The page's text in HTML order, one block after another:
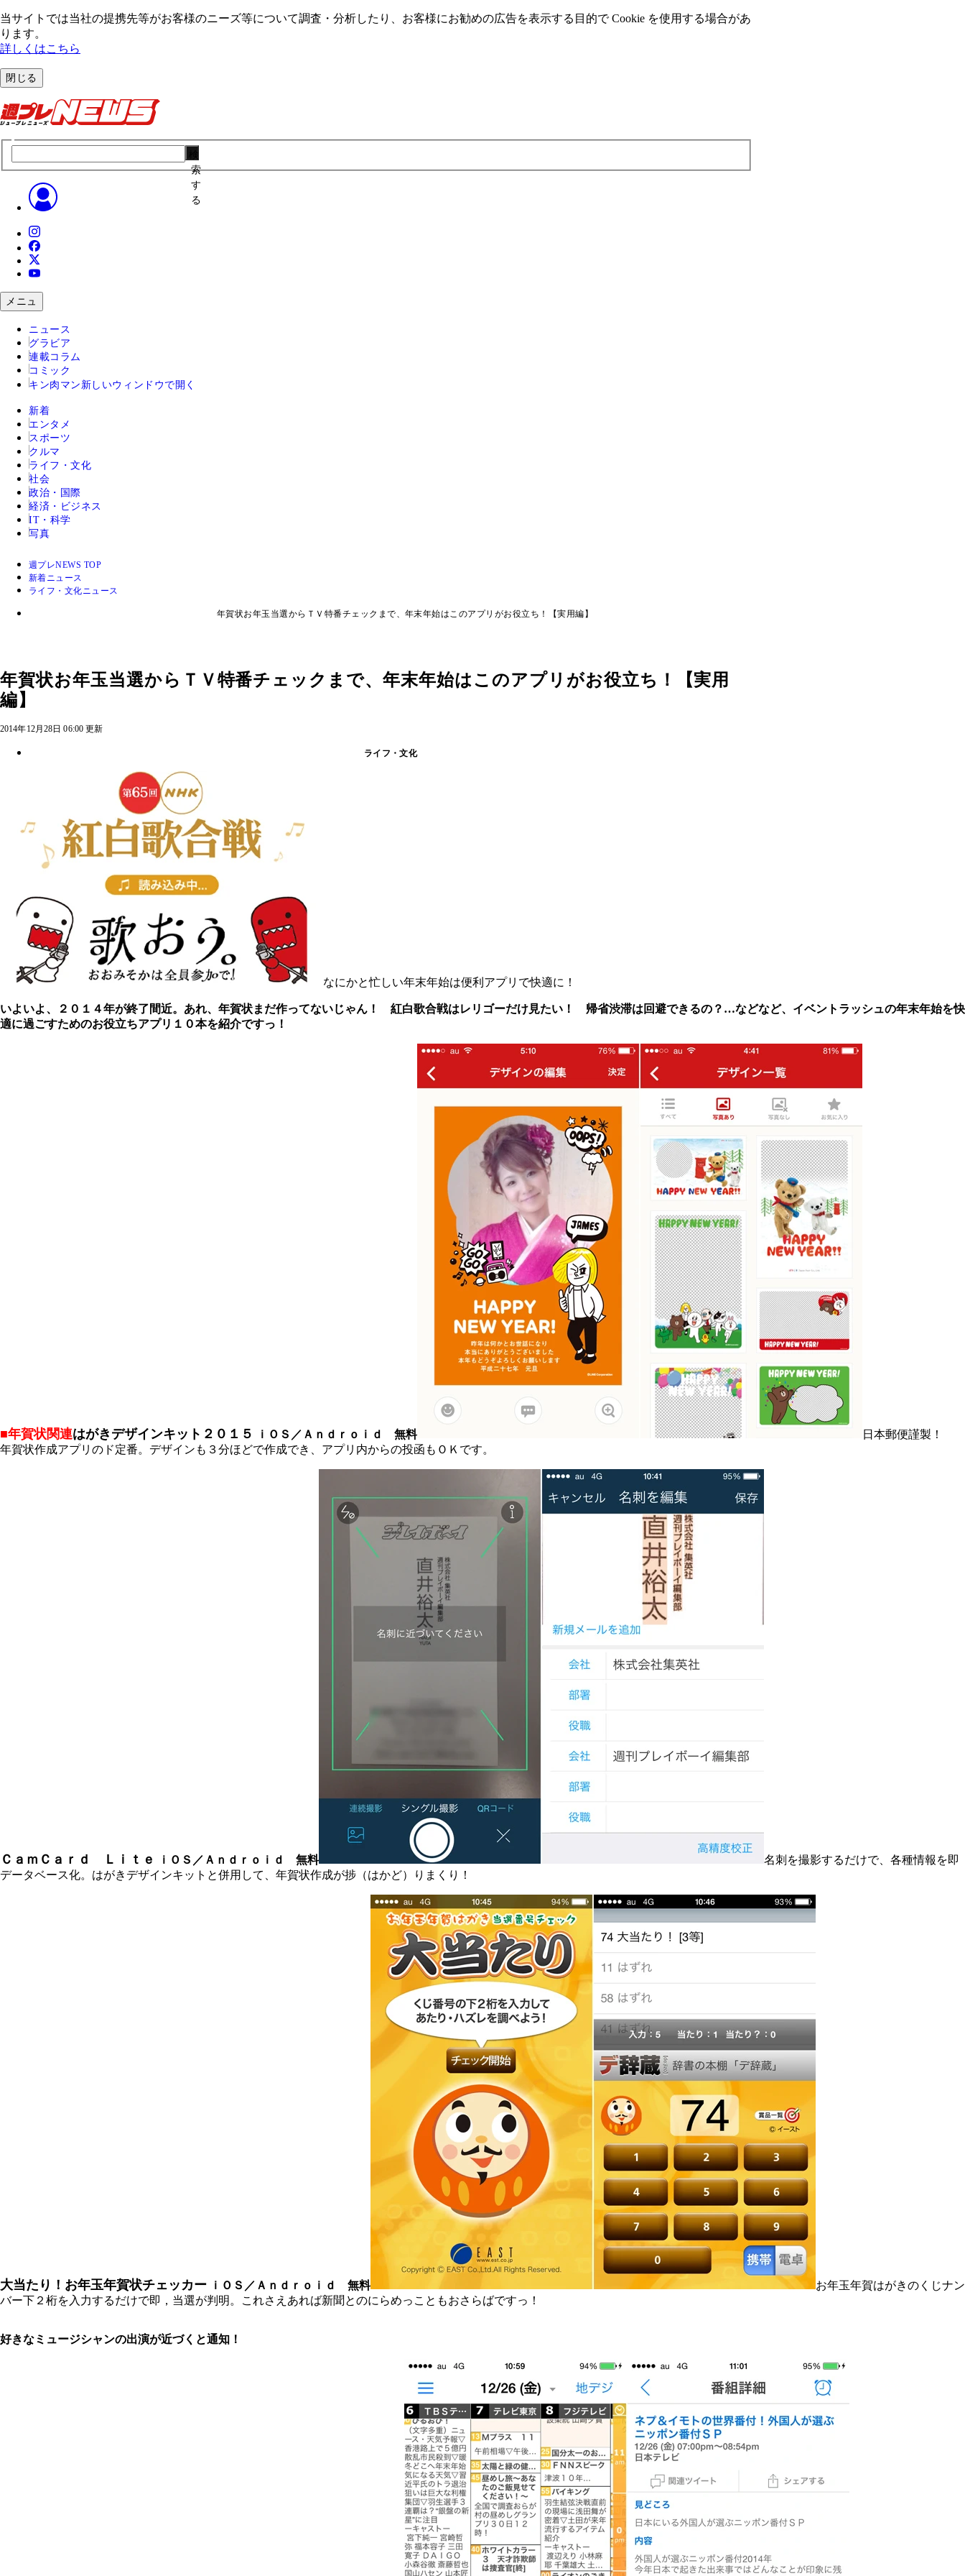
当サイトでは当社の提携先等がお客様のニーズ等について調査・分析したり、お客様にお勧めの広告を表⽰する⽬的で Cookie を使⽤する場合があ
ります。
詳しくはこちら
閉じる
索
す
る
メニュ
ニュース
グラビア
連載コラム
コミック
キン肉マン 新しいウィンドウで開く
新着
エンタメ
スポーツ
クルマ
ライフ・文化
社会
政治・国際
経済・ビジネス
IT・科学
写真
週プレNEWS TOP
新着ニュース
ライフ・文化ニュース
年賀状お年玉当選からＴＶ特番チェックまで、年末年始はこのアプリがお役立ち！【実用編】
年賀状お年玉当選からＴＶ特番チェックまで、年末年始はこのアプリがお役立ち！【実用
編】
2014年12月28日 06:00 更新
ライフ・文化
なにかと忙しい年末年始は便利アプリで快適に！
いよいよ、２０１４年が終了間近。あれ、年賀状まだ作ってないじゃん！ 紅白歌合戦はレリゴーだけ見たい！ 帰省渋滞は回避できるの？…などなど、イベントラッシュの年末年始を快
適に過ごすためのお役立ちアプリ１０本を紹介ですっ！
■年賀状関連はがきデザインキット２０１５ ｉＯＳ／Ａｎｄｒｏｉｄ 無料
日本郵便謹製！
年賀状作成アプリのド定番。デザインも３分ほどで作成でき、アプリ内からの投函もＯＫです。
ＣａｍＣａｒｄ Ｌｉｔｅ ｉＯＳ／Ａｎｄｒｏｉｄ 無料
名刺を撮影するだけで、各種情報を即
データベース化。はがきデザインキットと併用して、年賀状作成が捗（はかど）りまくり！
大当たり！お年玉年賀状チェッカー ｉＯＳ／Ａｎｄｒｏｉｄ 無料
お年玉年賀はがきのくじナン
バー下２桁を入力するだけで即，当選が判明。これさえあれば新聞とのにらめっこともおさらばですっ！
好きなミュージシャンの出演が近づくと通知！